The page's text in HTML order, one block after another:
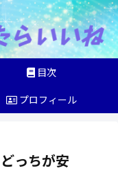
目次
プロフィール
っちが安